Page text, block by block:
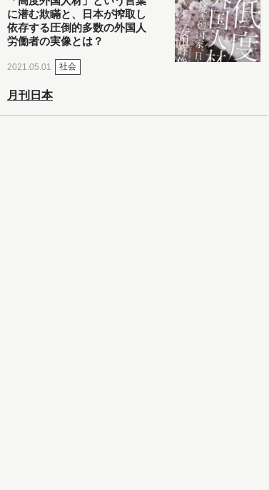
に潜む欺瞞と、日本が搾取し
依存する圧倒的多数の外国人
労働者の実像とは？
2021.05.01 社会
月刊日本